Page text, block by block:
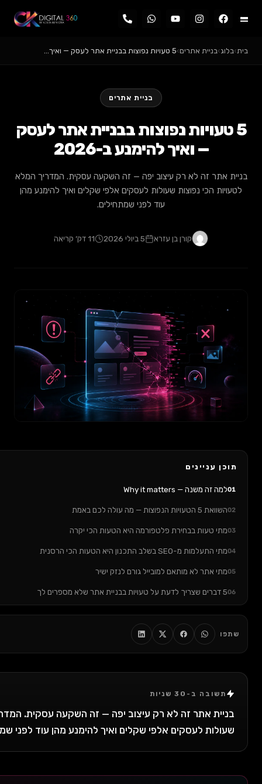
אתר לעסק
השקעה עסקית. המדריך המלא
אלפי שקלים ואיך להימנע מהן
הטעות הכי יקרה
ישיר
היא קורית
מהטעויות האלה
יפה — זה השקעה עסקית. המדריך המלא לטעויות הכי נפוצות
ואיך להימנע מהן עוד לפני שמתחילים.